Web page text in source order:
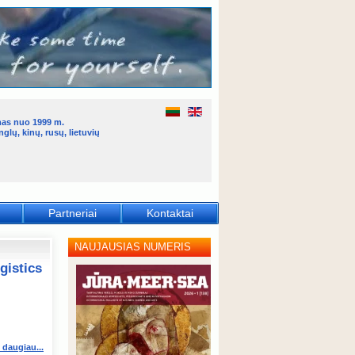
daugiau...
NAUJAUSIAS NUMERIS
Partneriai Kontaktai
nuo 1999 m.
kinų, rusų, lietuvių